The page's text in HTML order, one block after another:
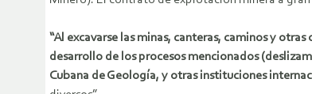
“Al excavarse las minas, canteras, caminos y
desarrollo de los procesos mencionados
Cubana de Geología, y otras instituciones